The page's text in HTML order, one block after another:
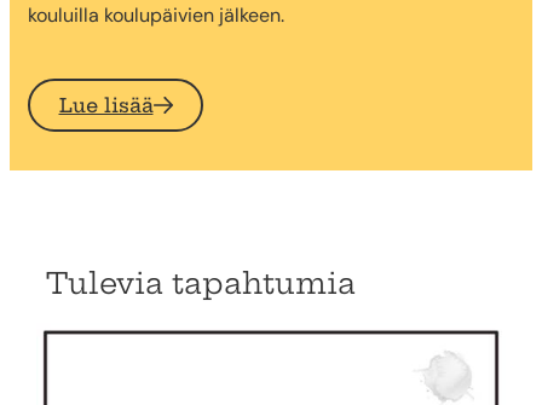
kouluilla koulupäivien jälkeen.
Lue lisää
Tulevia tapahtumia